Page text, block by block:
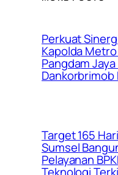
Perkuat
Kapolda
Pangdam
Dankorbrimob
Target 165
Sumsel
Pelayanan